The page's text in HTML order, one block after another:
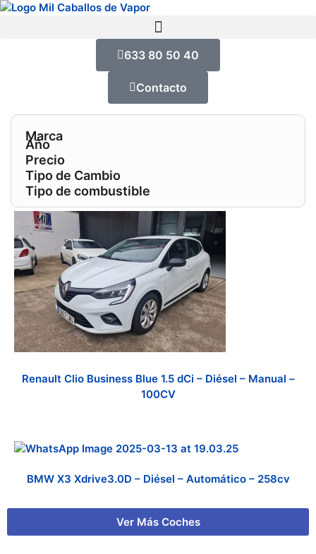
633 80 50 40
Contacto
Marca
Año
Precio
Tipo de Cambio
Tipo de combustible
Renault Clio Business Blue 1.5 dCi – Diésel – Manual –
100CV
BMW X3 Xdrive3.0D – Diésel – Automático – 258cv
Ver Más Coches